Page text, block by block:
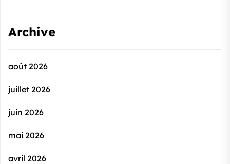
Archive
août 2026
juillet 2026
juin 2026
mai 2026
avril 2026